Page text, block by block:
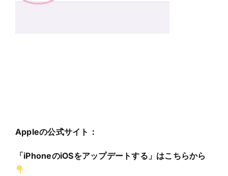
Appleの公式サイト：
「iPhoneのiOSをアップデートする」はこちらから